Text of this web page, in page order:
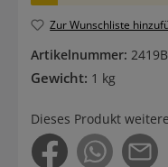
Zur Wunschliste
Artikelnummer: 2419B
Gewicht: 1 kg
Dieses Produkt